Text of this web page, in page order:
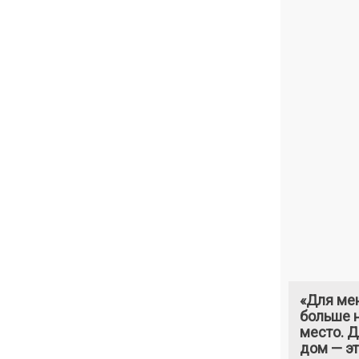
«Для
больше
место.
дом —